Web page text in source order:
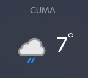
CUMA
7°